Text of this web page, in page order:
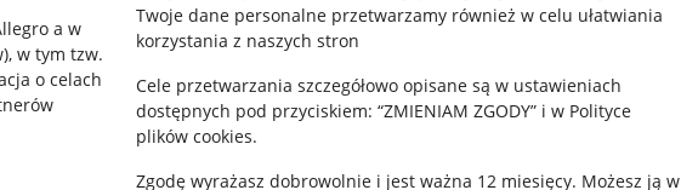
a w
), w tym tzw.
o celach
Twoje dane personalne przetwarzamy również w celu ułatwiania
korzystania z naszych stron
Cele przetwarzania szczegółowo opisane są w ustawieniach
dostępnych pod przyciskiem: “ZMIENIAM ZGODY” i w Polityce
plików cookies.
Zgodę wyrażasz dobrowolnie i jest ważna 12 miesięcy. Możesz ją w
plików "cookies"
plików "cookies"
lokalizacji